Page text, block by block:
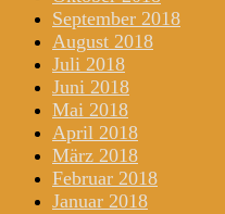
September 2018
August 2018
Juli 2018
Juni 2018
Mai 2018
April 2018
März 2018
Februar 2018
Januar 2018